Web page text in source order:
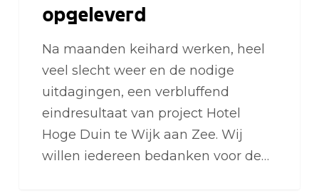
opgeleverd
Na maanden keihard werken, heel
veel slecht weer en de nodige
uitdagingen, een verbluffend
eindresultaat van project Hotel
Hoge Duin te Wijk aan Zee. Wij
willen iedereen bedanken voor de…